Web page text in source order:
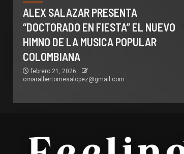
ALEX SALAZAR PRESENTA
“DOCTORADO EN FIESTA” EL NUEVO
HIMNO DE LA MUSICA POPULAR
COLOMBIANA
febrero 21, 2026
omaralbertomesalopez@gmail.com